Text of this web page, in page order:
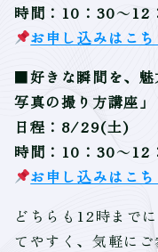
時間：10：30～12
お申し込みはこち
■好きな瞬間を、
写真の撮り方講座」
日程：8/29(土)
時間：10：30～12
お申し込みはこち
どちらも12時まで
てやすく、気軽に